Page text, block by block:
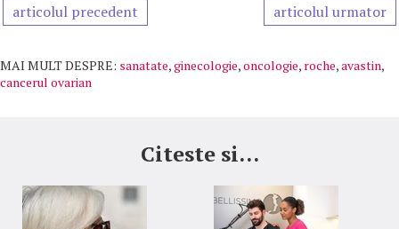
articolul precedent articolul urmator
MAI MULT DESPRE: sanatate,ginecologie,oncologie, roche,avastin,
cancerul ovarian
Citeste si...